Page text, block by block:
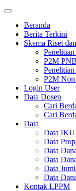
Beranda
Berita Terkini
Skema Riset
P2M
P2M
Login User
Data Dosen
Cari
Cari
Data
Data IKU
Data
Data
Data
Data
Data
Kontak LPPM